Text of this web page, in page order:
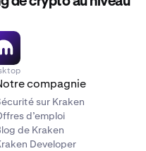
compagnie
sur Kraken
d’emploi
de Kraken
Developer